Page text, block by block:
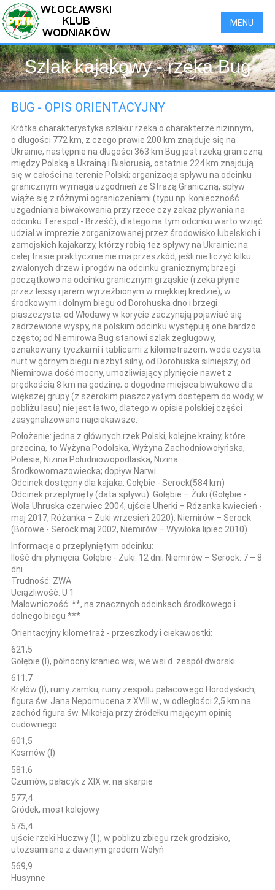
MENU
Szlak kajakowy - rzeka Bug
BUG - OPIS ORIENTACYJNY
Krótka charakterystyka szlaku: rzeka o charakterze nizinnym,
o długości 772 km, z czego prawie 200 km znajduje się na
Ukrainie, następnie na długości 363 km Bug jest rzeką graniczną
między Polską a Ukrainą i Białorusią, ostatnie 224 km znajdują
się w całości na terenie Polski; organizacja spływu na odcinku
granicznym wymaga uzgodnień ze Strażą Graniczną, spływ
wiąże się z różnymi ograniczeniami (typu np. konieczność
uzgadniania biwakowania przy rzece czy zakaz pływania na
odcinku Terespol - Brześć), dlatego na tym odcinku warto wziąć
udział w imprezie zorganizowanej przez środowisko lubelskich i
zamojskich kajakarzy, którzy robią też spływy na Ukrainie; na
całej trasie praktycznie nie ma przeszkód, jeśli nie liczyć kilku
zwalonych drzew i progów na odcinku granicznym; brzegi
początkowo na odcinku granicznym grząskie (rzeka płynie
przez lessy i jarem wyrzeźbionym w miękkiej kredzie), w
środkowym i dolnym biegu od Dorohuska dno i brzegi
piaszczyste; od Włodawy w korycie zaczynają pojawiać się
zadrzewione wyspy, na polskim odcinku występują one bardzo
często; od Niemirowa Bug stanowi szlak żeglugowy,
oznakowany tyczkami i tablicami z kilometrażem; woda czysta;
nurt w górnym biegu niezbyt silny, od Dorohuska silniejszy, od
Niemirowa dość mocny, umożliwiający płynięcie nawet z
prędkością 8 km na godzinę; o dogodne miejsca biwakowe dla
większej grupy (z szerokim piaszczystym dostępem do wody, w
pobliżu lasu) nie jest łatwo, dlatego w opisie polskiej części
zasygnalizowano najciekawsze.
Położenie: jedna z głównych rzek Polski, kolejne krainy, które
przecina, to Wyżyna Podolska, Wyżyna Zachodniowołyńska,
Polesie, Nizina Południowopodlaska, Nizina
Środkowomazowiecka; dopływ Narwi.
Odcinek dostępny dla kajaka: Gołębie - Serock(584 km)
Odcinek przepłynięty (data spływu): Gołębie – Żuki (Gołębie -
Wola Uhruska czerwiec 2004, ujście Uherki – Różanka kwiecień -
maj 2017, Różanka – Żuki wrzesień 2020), Niemirów – Serock
(Borowe - Serock maj 2002, Niemirów – Wywłoka lipiec 2010).
Informacje o przepłyniętym odcinku:
Ilość dni płynięcia: Gołębie - Żuki: 12 dni; Niemirów – Serock: 7 – 8
dni
Trudność: ZWA
Uciążliwość: U 1
Malowniczość: **, na znacznych odcinkach środkowego i
dolnego biegu ***
Orientacyjny kilometraż - przeszkody i ciekawostki:
621,5
Gołębie (l), północny kraniec wsi, we wsi d. zespół dworski
611,7
Kryłów (l), ruiny zamku, ruiny zespołu pałacowego Horodyskich,
figura św. Jana Nepomucena z XVIII w., w odległości 2,5 km na
zachód figura św. Mikołaja przy źródełku mającym opinię
cudownego
601,5
Kosmów (l)
581,6
Czumów, pałacyk z XIX w. na skarpie
577,4
Gródek, most kolejowy
575,4
ujście rzeki Huczwy (l.), w pobliżu zbiegu rzek grodzisko,
utożsamiane z dawnym grodem Wołyń
569,9
Husynne